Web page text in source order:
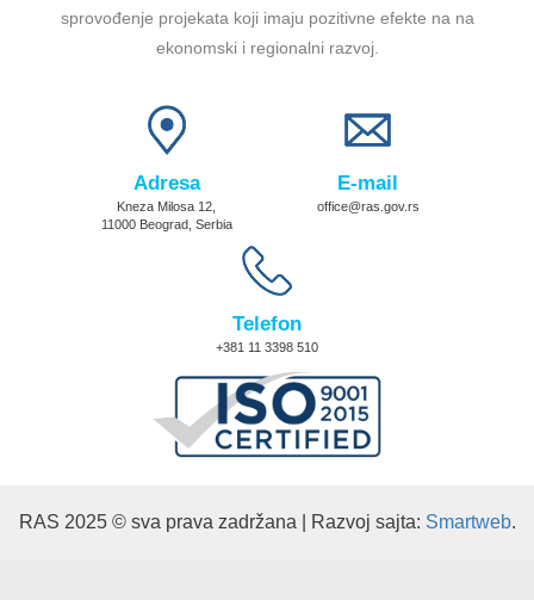
sprovođenje projekata koji imaju pozitivne efekte na na
ekonomski i regionalni razvoj.
Adresa
Kneza Milosa 12,
11000 Beograd, Serbia
E-mail
office@ras.gov.rs
Telefon
+381 11 3398 510
RAS 2025 © sva prava zadržana | Razvoj sajta: Smartweb.